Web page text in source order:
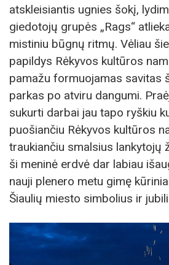
atskleisiantis ugnies šokį,
giedotojų grupės „Rags“
mistiniu būgnų ritmų. Vėliau
papildys Rėkyvos kultūros
pamažu formuojamas savitas
parkas po atviru dangumi.
sukurti darbai jau tapo ryškiu
puošiančiu Rėkyvos kultūros
traukiančiu smalsius lankytojų
ši meninė erdvė dar labiau
nauji plenero metu gimę
Šiaulių miesto simbolius ir